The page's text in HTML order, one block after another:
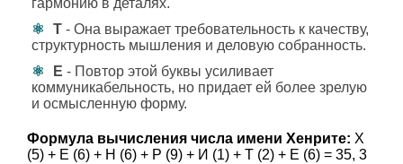
гармонию в деталях.
Т - Она выражает требовательность к качеству,
структурность мышления и деловую собранность.
Е - Повтор этой буквы усиливает
коммуникабельность, но придает ей более зрелую
и осмысленную форму.
Формула вычисления числа имени Хенрите: Х
(5) + Е (6) + Н (6) + Р (9) + И (1) + Т (2) + Е (6) = 35, 3